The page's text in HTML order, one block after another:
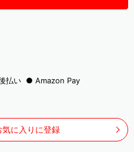
払い Amazon Pay
気に入りに登録